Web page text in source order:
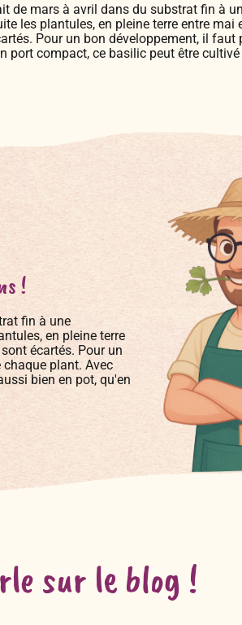
de mars à avril dans du substrat fin à
les plantules, en pleine terre entre
Pour un bon développement, il faut
port compact, ce basilic peut être
!
fin à une
en pleine terre
écartés. Pour un
plant. Avec
bien en pot, qu'en
sur le blog !